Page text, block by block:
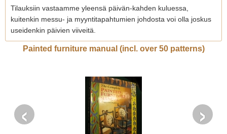
Tilauksiin vastaamme yleensä päivän-kahden kuluessa,
kuitenkin messu- ja myyntitapahtumien johdosta voi olla joskus
useidenkin päivien viiveitä.
Painted furniture manual (incl. over 50 patterns)
‹ ›